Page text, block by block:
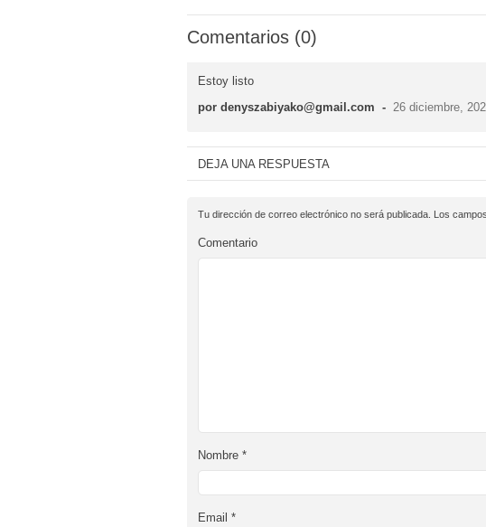
Comentarios (0)
Estoy listo
por denyszabiyako@gmail.com - 26 diciembre,
DEJA UNA RESPUESTA
Tu dirección de correo electrónico no será publicada. Los
Comentario
Nombre *
Email *